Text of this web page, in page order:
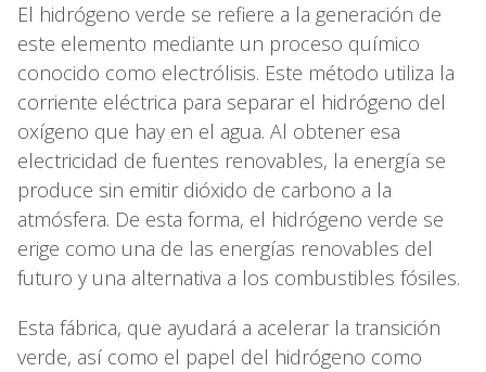
El hidrógeno verde se refiere a la generación de
este elemento mediante un proceso químico
conocido como electrólisis. Este método utiliza la
corriente eléctrica para separar el hidrógeno del
oxígeno que hay en el agua. Al obtener esa
electricidad de fuentes renovables, la energía se
produce sin emitir dióxido de carbono a la
atmósfera. De esta forma, el hidrógeno verde se
erige como una de las energías renovables del
futuro y una alternativa a los combustibles fósiles.
Esta fábrica, que ayudará a acelerar la transición
verde, así como el papel del hidrógeno como